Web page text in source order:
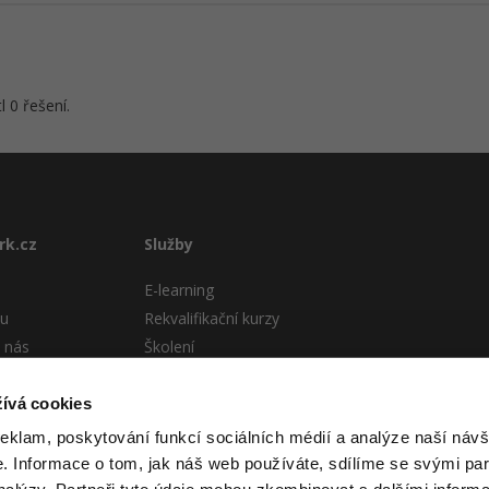
cookies
poskytování funkcí sociálních médií a analýze naší
Informace o tom, jak náš web používáte, sdílíme se svými
0 řešení.
nás
Služby
E-learning
Rekvalifikační kurzy
Školení